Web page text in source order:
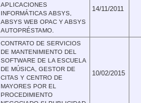
APLICACIONES
INFORMÁTICAS ABSYS,
ABSYS WEB OPAC Y ABSYS
AUTOPRÉSTAMO.
14/11/2011
CONTRATO DE SERVICIOS
DE MANTENIMIENTO DEL
SOFTWARE DE LA ESCUELA
DE MÚSICA, GESTOR DE
CITAS Y CENTRO DE
MAYORES POR EL
PROCEDIMIENTO
10/02/2015